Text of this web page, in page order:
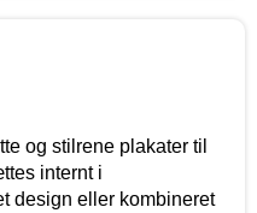
og stilrene plakater til
internt i
design eller kombineret